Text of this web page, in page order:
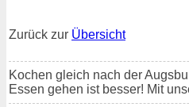
Zurück zur Übersicht
Kochen gleich nach der
Essen gehen ist besser! Mit